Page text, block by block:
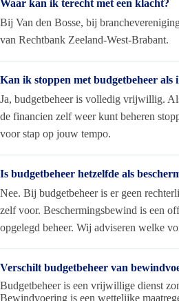
Waar kan ik terecht met een klacht?
Bij Van den Bosse, bij
van Rechtbank Zeeland-West-Brabant.
Kan ik stoppen met budgetbeheer als
Ja, budgetbeheer is volledig vrijwillig.
de financien zelf weer kunt beheren
voor stap op jouw tempo.
Is budgetbeheer hetzelfde als
Nee. Bij budgetbeheer is er geen
zelf voor. Beschermingsbewind is een
opgelegd beheer. Wij adviseren welke
Verschilt budgetbeheer van
Budgetbeheer is een vrijwillige dienst
Bewindvoering is een wettelijke